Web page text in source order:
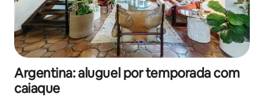
Argentina: aluguel por temporada com
caiaque